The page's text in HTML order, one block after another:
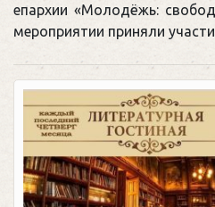
епархии «Молодёжь:
мероприятии приняли